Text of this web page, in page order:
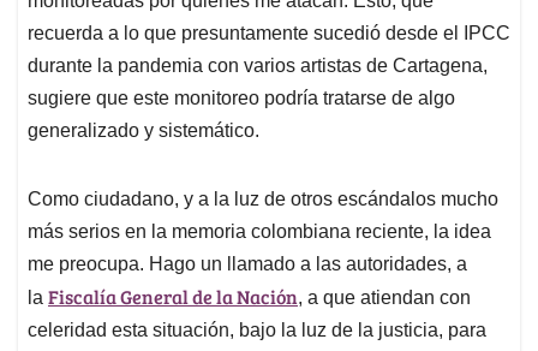
recuerda a lo que presuntamente sucedió desde el IPCC
durante la pandemia con varios artistas de Cartagena,
sugiere que este monitoreo podría tratarse de algo
generalizado y sistemático.
Como ciudadano, y a la luz de otros escándalos mucho
más serios en la memoria colombiana reciente, la idea
me preocupa. Hago un llamado a las autoridades, a
la Fiscalía General de la Nación, a que atiendan con
celeridad esta situación, bajo la luz de la justicia, para